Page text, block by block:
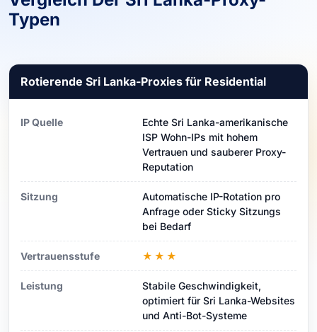
Typen
Rotierende Sri Lanka-Proxies für Residential
IP Quelle
Echte Sri Lanka-amerikanische
ISP Wohn-IPs mit hohem
Vertrauen und sauberer Proxy-
Reputation
Sitzung
Automatische IP-Rotation pro
Anfrage oder Sticky Sitzungs
bei Bedarf
Vertrauensstufe ★★★
Leistung
Stabile Geschwindigkeit,
optimiert für Sri Lanka-Websites
und Anti-Bot-Systeme